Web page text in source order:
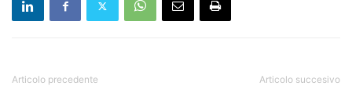
Articolo precedente Articolo succesivo